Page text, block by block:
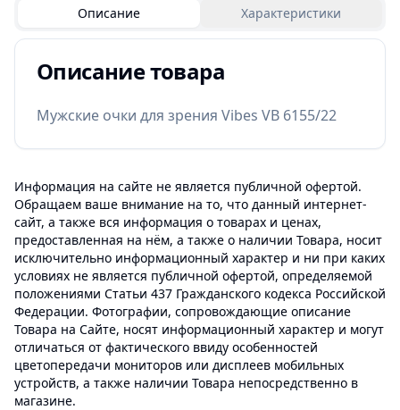
Описание Характеристики
Описание товара
Мужские очки для зрения Vibes VB 6155/22
Информация на сайте не является публичной офертой.
Обращаем ваше внимание на то, что данный интернет-
сайт, а также вся информация о товарах и ценах,
предоставленная на нём, а также о наличии Товара, носит
исключительно информационный характер и ни при каких
условиях не является публичной офертой, определяемой
положениями Статьи 437 Гражданского кодекса Российской
Федерации. Фотографии, сопровождающие описание
Товара на Сайте, носят информационный характер и могут
отличаться от фактического ввиду особенностей
цветопередачи мониторов или дисплеев мобильных
устройств, а также наличии Товара непосредственно в
магазине.